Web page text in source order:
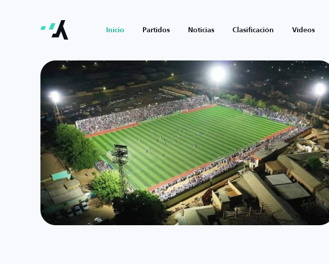
Inicio Partidos Noticias Clasificación Vídeos